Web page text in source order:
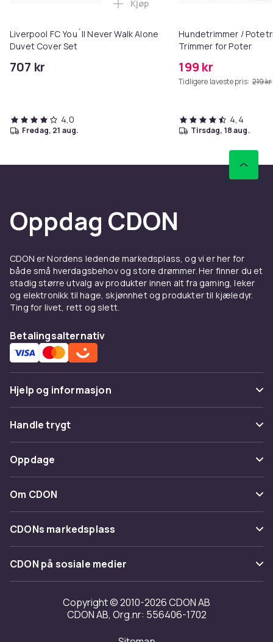
Liverpool FC You´ll Never Walk Alone
Duvet Cover Set
707 kr
Legg Liverpool FC You´ll Never
Kjøp
4,0
fredag, 21 aug.
Hundetrimmer /
Trimmer for Poter
199 kr
Tidligere laveste pris: 219 kr
4,4
tirsdag, 18 aug.
Oppdag CDON
CDON er Nordens ledende markedsplass, og vi er her for
både små hverdagsbehov og store drømmer. Her finner du et
stadig større utvalg av produkter innen alt fra gaming, leker
og elektronikk til hage, skjønnhet og produkter til kjæledyr.
Ting for livet, rett og slett.
Betalingsalternativ
Hjelp og informasjon
Vanlige spørsmål
Spor pakke
Angre & returner her
Kontakt oss
Handle trygt
Betaling
Levering
Tilbakekallinger
Oppdage
Kategorier
Varemerker
Om CDON
Om oss
Kundeanmeldelser
Jobbe på CDON
Investor relations
Tilgjengelighet
CDONs markedsplass
Merchant Help Center
CDON på sosiale medier
Copyright © 2010-2026 CDON AB
CDON AB, Org.nr: 556406-1702